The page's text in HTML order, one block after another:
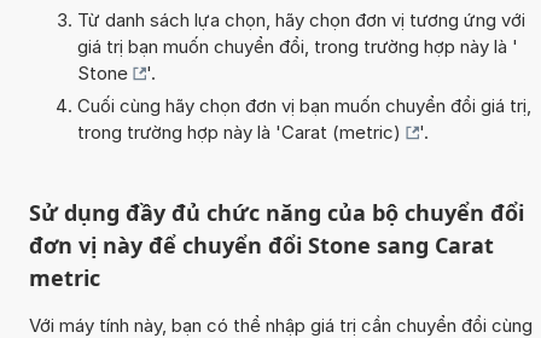
Từ danh sách lựa chọn, hãy chọn đơn vị tương ứng với
giá trị bạn muốn chuyển đổi, trong trường hợp này là '
Stone
'.
Cuối cùng hãy chọn đơn vị bạn muốn chuyển đổi giá trị,
trong trường hợp này là 'Carat (metric) '.
Sử dụng đầy đủ chức năng của bộ chuyển đổi
đơn vị này để chuyển đổi Stone sang Carat
metric
Với máy tính này, bạn có thể nhập giá trị cần chuyển đổi cùng